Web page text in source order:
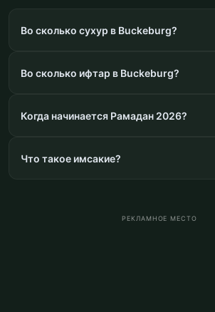
Во сколько сухур в Buckeburg?
Во сколько ифтар в Buckeburg?
Когда начинается Рамадан 2026?
Что такое имсакие?
РЕКЛАМНОЕ МЕСТО